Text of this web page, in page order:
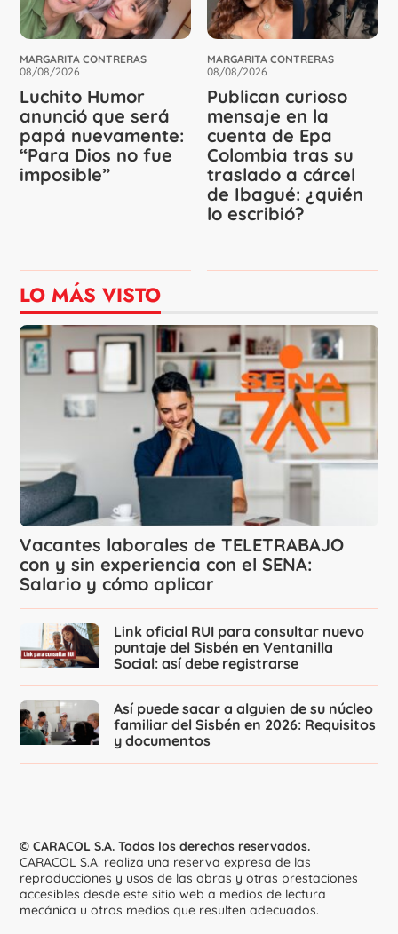
MARGARITA CONTRERAS
08/08/2026
Luchito Humor
anunció que será
papá nuevamente:
“Para Dios no fue
imposible”
MARGARITA CONTRERAS
08/08/2026
Publican curioso
mensaje en la
cuenta de Epa
Colombia tras su
traslado a cárcel
de Ibagué: ¿quién
lo escribió?
LO MÁS VISTO
Vacantes laborales de TELETRABAJO
con y sin experiencia con el SENA:
Salario y cómo aplicar
Link oficial RUI para consultar nuevo
puntaje del Sisbén en Ventanilla
Social: así debe registrarse
Así puede sacar a alguien de su núcleo
familiar del Sisbén en 2026: Requisitos
y documentos
© CARACOL S.A. Todos los derechos reservados.
CARACOL S.A. realiza una reserva expresa de las
reproducciones y usos de las obras y otras prestaciones
accesibles desde este sitio web a medios de lectura
mecánica u otros medios que resulten adecuados.